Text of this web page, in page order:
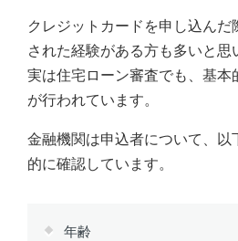
クレジットカードを申し込ん
された経験がある方も多いと思
実は住宅ローン審査でも、基本
が行われています。
金融機関は申込者について、以
的に確認しています。
年齢